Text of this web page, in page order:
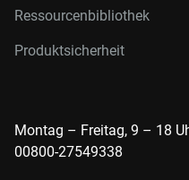
Ressourcenbibliothek
Produktsicherheit
Montag – Freitag, 9 – 18
00800-27549338